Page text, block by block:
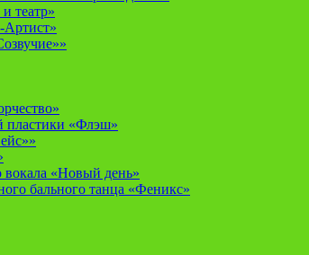
театр»
Артист»
пластики «Флэш»
вокала «Новый день»
бального танца «Феникс»